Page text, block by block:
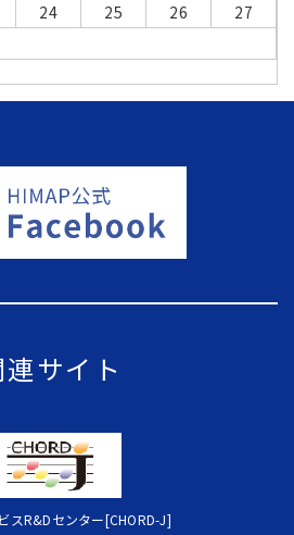
24 25 26
27
連サイト
スR&Dセンター[CHORD-J]